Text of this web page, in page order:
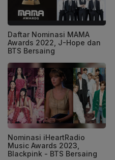
Daftar Nominasi MAMA
Awards 2022, J-Hope dan
BTS Bersaing
Nominasi iHeartRadio
Music Awards 2023,
Blackpink - BTS Bersaing